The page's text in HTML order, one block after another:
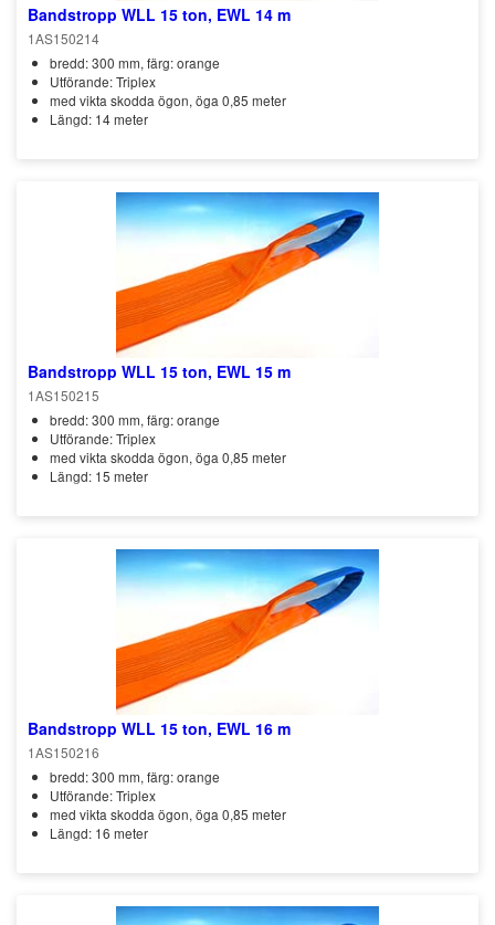
Bandstropp WLL 15 ton, EWL 14 m
1AS150214
bredd: 300 mm, färg: orange
Utförande: Triplex
med vikta skodda ögon, öga 0,85 meter
Längd: 14 meter
Bandstropp WLL 15 ton, EWL 15 m
1AS150215
bredd: 300 mm, färg: orange
Utförande: Triplex
med vikta skodda ögon, öga 0,85 meter
Längd: 15 meter
Bandstropp WLL 15 ton, EWL 16 m
1AS150216
bredd: 300 mm, färg: orange
Utförande: Triplex
med vikta skodda ögon, öga 0,85 meter
Längd: 16 meter